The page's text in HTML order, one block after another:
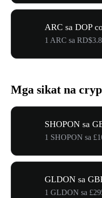
ARC sa DOP
1 ARC sa
Mga sikat na
SHOPON sa
1 SHOPON sa
GLDON sa
1 GLDON sa